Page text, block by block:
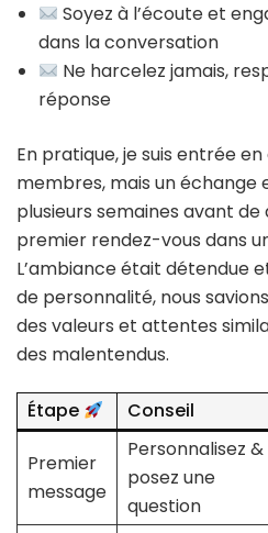
Soyez à l’écoute et
dans la conversation
Ne harcelez jamais,
réponse
En pratique, je suis entrée
membres, mais un échange
plusieurs semaines avant
premier rendez-vous dans
L’ambiance était détendue
de personnalité, nous
des valeurs et attentes
des malentendus.
Étape Conseil
Premier
message
Personnalisez &
posez une
question